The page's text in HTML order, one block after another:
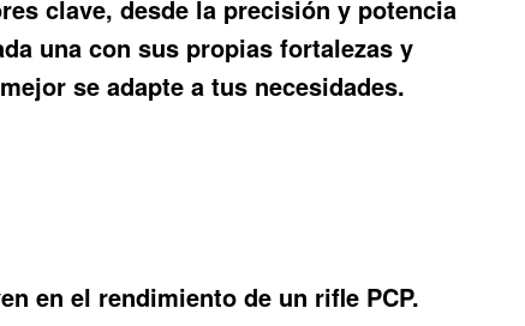
clave, desde la precisión y potencia
una con sus propias fortalezas y
se adapte a tus necesidades.
en el rendimiento de un rifle PCP.